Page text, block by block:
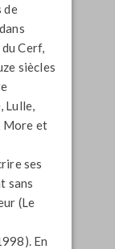
de
Cerf,
siècles
Lulle,
More et
ses
sans
(Le
En